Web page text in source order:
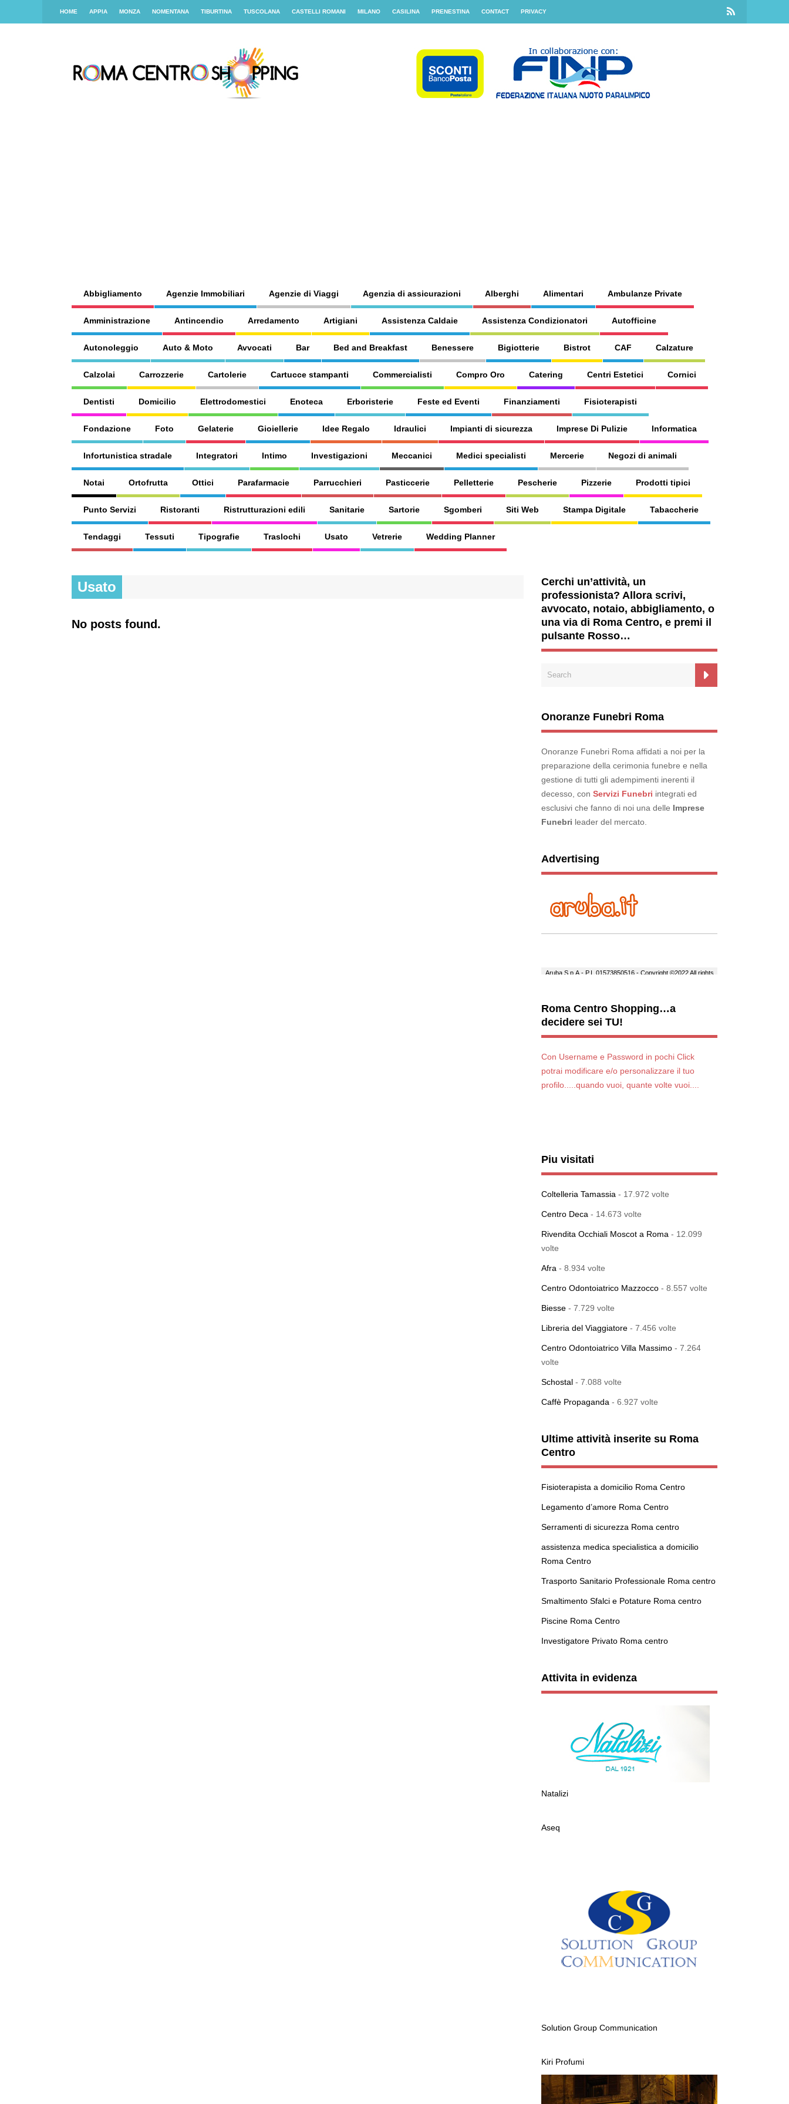
HOME APPIA MONZA NOMENTANA TIBURTINA TUSCOLANA CASTELLI ROMANI MILANO CASILINA PRENESTINA CONTACT PRIVACY
Abbigliamento Agenzie Immobiliari Agenzie di Viaggi Agenzia di assicurazioni Alberghi Alimentari Ambulanze Private
Amministrazione Antincendio Arredamento Artigiani Assistenza Caldaie Assistenza Condizionatori Autofficine
Autonoleggio Auto & Moto Avvocati Bar Bed and Breakfast Benessere Bigiotterie Bistrot CAF Calzature
Calzolai Carrozzerie Cartolerie Cartucce stampanti Commercialisti Compro Oro Catering Centri Estetici Cornici
Dentisti Domicilio Elettrodomestici Enoteca Erboristerie Feste ed Eventi Finanziamenti Fisioterapisti
Fondazione Foto Gelaterie Gioiellerie Idee Regalo Idraulici Impianti di sicurezza Imprese Di Pulizie Informatica
Infortunistica stradale Integratori Intimo Investigazioni Meccanici Medici specialisti Mercerie Negozi di animali
Notai Ortofrutta Ottici Parafarmacie Parrucchieri Pasticcerie Pelletterie Pescherie Pizzerie Prodotti tipici
Punto Servizi Ristoranti Ristrutturazioni edili Sanitarie Sartorie Sgomberi Siti Web Stampa Digitale Tabaccherie
Tendaggi Tessuti Tipografie Traslochi Usato Vetrerie Wedding Planner
Usato
No posts found.
Cerchi un’attività, un
professionista? Allora scrivi,
avvocato, notaio, abbigliamento, o
una via di Roma Centro, e premi il
pulsante Rosso…
Onoranze Funebri Roma
Onoranze Funebri Roma affidati a noi per la
preparazione della cerimonia funebre e nella
gestione di tutti gli adempimenti inerenti il
decesso, con Servizi Funebri integrati ed
esclusivi che fanno di noi una delle Imprese
Funebri leader del mercato.
Advertising
Roma Centro Shopping…a
decidere sei TU!
Con Username e Password in pochi Click
potrai modificare e/o personalizzare il tuo
profilo.....quando vuoi, quante volte vuoi....
Piu visitati
Coltelleria Tamassia - 17.972 volte
Centro Deca - 14.673 volte
Rivendita Occhiali Moscot a Roma - 12.099
volte
Afra - 8.934 volte
Centro Odontoiatrico Mazzocco - 8.557 volte
Biesse - 7.729 volte
Libreria del Viaggiatore - 7.456 volte
Centro Odontoiatrico Villa Massimo - 7.264
volte
Schostal - 7.088 volte
Caffè Propaganda - 6.927 volte
Ultime attività inserite su Roma
Centro
Fisioterapista a domicilio Roma Centro
Legamento d’amore Roma Centro
Serramenti di sicurezza Roma centro
assistenza medica specialistica a domicilio
Roma Centro
Trasporto Sanitario Professionale Roma centro
Smaltimento Sfalci e Potature Roma centro
Piscine Roma Centro
Investigatore Privato Roma centro
Attivita in evidenza
Natalizi
Aseq
Solution Group Communication
Kiri Profumi